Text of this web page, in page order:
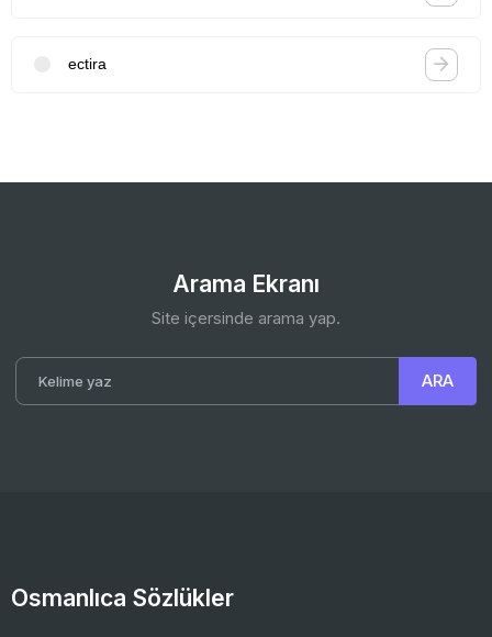
ectira
Arama Ekranı
Site içersinde arama yap.
Osmanlıca Sözlükler